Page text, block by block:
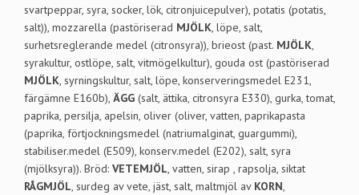
svartpeppar, syra, socker, lök, citronjuicepulver), potatis (potatis,
salt)), mozzarella (pastöriserad MJÖLK, löpe, salt,
surhetsreglerande medel (citronsyra)), brieost (past. MJÖLK,
syrakultur, ostlöpe, salt, vitmögelkultur), gouda ost (pastöriserad
MJÖLK, syrningskultur, salt, löpe, konserveringsmedel E231,
färgämne E160b), ÄGG (salt, ättika, citronsyra E330), gurka, tomat,
paprika, persilja, apelsin, oliver (oliver, vatten, paprikapasta
(paprika, förtjockningsmedel (natriumalginat, guargummi),
stabiliser.medel (E509), konserv.medel (E202), salt, syra
(mjölksyra)). Bröd: VETEMJÖL, vatten, sirap , rapsolja, siktat
RÅGMJÖL, surdeg av vete, jäst, salt, maltmjöl av KORN,